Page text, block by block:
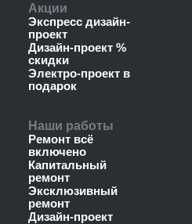
Акции
Экспресс дизайн-
проект
Дизайн-проект %
скидки
Электро-проект в
подарок
Наши работы
Ремонт всё
включено
Капитальный
ремонт
Эксклюзивный
ремонт
Дизайн-проект